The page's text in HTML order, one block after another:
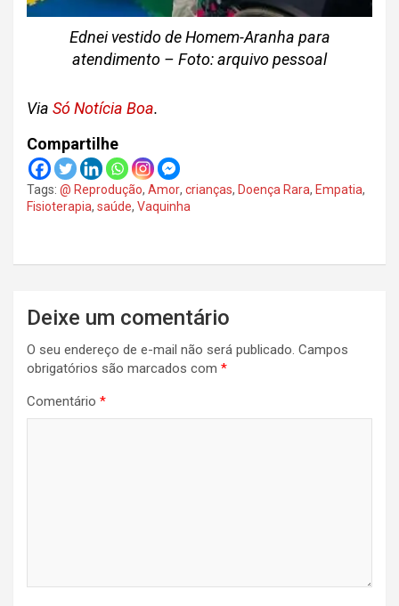
Ednei vestido de Homem-Aranha para
atendimento – Foto: arquivo pessoal
Via Só Notícia Boa.
Compartilhe
Tags: @ Reprodução, Amor, crianças, Doença Rara, Empatia,
Fisioterapia, saúde, Vaquinha
Navegação
de
Post
Deixe um comentário
O seu endereço de e-mail não será publicado. Campos
obrigatórios são marcados com *
Comentário *